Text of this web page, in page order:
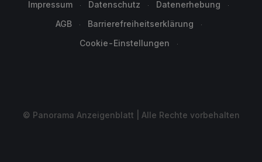
Impressum Datenschutz
Datenerhebung
AGB
Barrierefreiheitserklärung
Cookie-Einstellungen
© Panorama Anzeigenblatt | Alle Rechte vorbehalten